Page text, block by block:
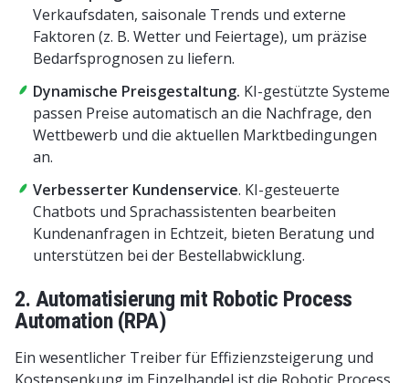
Verkaufsdaten, saisonale Trends und externe
Faktoren (z. B. Wetter und Feiertage), um präzise
Bedarfsprognosen zu liefern.
Dynamische Preisgestaltung. KI-gestützte Systeme
passen Preise automatisch an die Nachfrage, den
Wettbewerb und die aktuellen Marktbedingungen
an.
Verbesserter Kundenservice. KI-gesteuerte
Chatbots und Sprachassistenten bearbeiten
Kundenanfragen in Echtzeit, bieten Beratung und
unterstützen bei der Bestellabwicklung.
2. Automatisierung mit Robotic Process
Automation (RPA)
Ein wesentlicher Treiber für Effizienzsteigerung und